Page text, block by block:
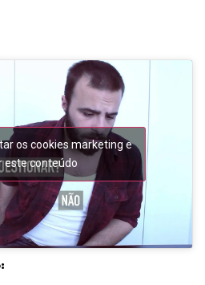
os cookies marketing e
este conteúdo